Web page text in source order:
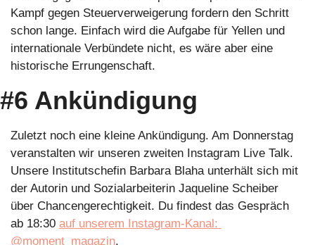
Kampf gegen Steuerverweigerung fordern den Schritt
schon lange. Einfach wird die Aufgabe für Yellen und
internationale Verbündete nicht, es wäre aber eine
historische Errungenschaft.
#6 Ankündigung
Zuletzt noch eine kleine Ankündigung. Am Donnerstag
veranstalten wir unseren zweiten Instagram Live Talk.
Unsere Institutschefin Barbara Blaha unterhält sich mit
der Autorin und Sozialarbeiterin Jaqueline Scheiber
über Chancengerechtigkeit. Du findest das Gespräch
ab 18:30 auf unserem Instagram-Kanal:
@moment_magazin.